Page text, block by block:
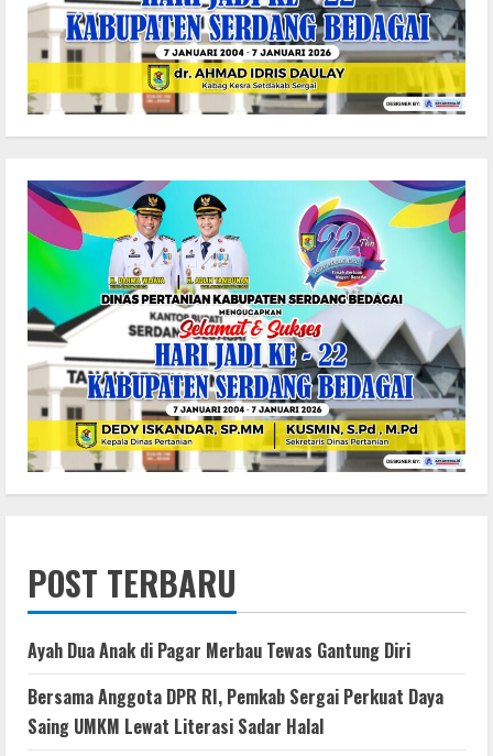
POST TERBARU
Ayah Dua Anak di Pagar Merbau Tewas Gantung Diri
Bersama Anggota DPR RI, Pemkab Sergai Perkuat Daya
Saing UMKM Lewat Literasi Sadar Halal